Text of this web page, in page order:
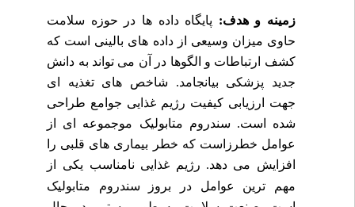
زمینه و هدف:پایگاه داده ها در حوزه سلامت
حاوی میزان وسیعی از داده های بالینی است که
کشف ارتباطات و الگوها در آن می تواند به دانش
جدید پزشکی بیانجامد. شاخص های تغذیه ای
جهت ارزیابی کیفیت رژیم غذایی جوامع طراحی
شده است. سندروم متابولیک موجموعه ای از
عوامل خطرزاست که خطر بیماری های قلبی را
افزایش می دهد. رژیم غذایی نامناسب یکی از
مهم ترین عوامل در بروز سندروم متابولیک